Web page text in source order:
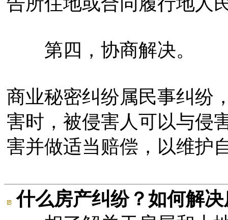
第四，协商解决。
商业秘密纠纷属民事纠纷
害时，被侵害人可以与侵
害并做适当赔偿，以维护
什么房产纠纷？如何解